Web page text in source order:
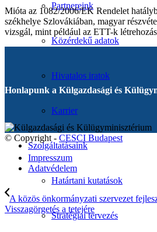
Partnereink
Közérdekű adatok
Hivatalos iratok
Karrier
Szolgáltatásaink
Határtani kutatások
Stratégiai tervezés
Mióta az 1082/2006/EK Rendelet
székhelye Szlovákiában, magyar
vizsgál, mint például az ETT-k
Honlapunk a Külgazdasági és
© Copyright - CESCI Budapest
Impresszum
Adatvédelem
A közös önkormányzati szervezet
Visszagörgetés a tetejére